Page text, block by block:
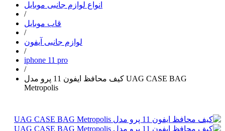
انواع لوازم جانبی موبایل
/
قاب موبایل
/
لوازم جانبی آیفون
/
iphone 11 pro
/
کیف محافظ ایفون 11 پرو مدل UAG CASE BAG
Metropolis